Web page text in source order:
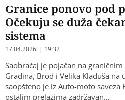
Granice ponovo pod
Očekuju se duža
sistema
17.04.2026. | 19:32
Saobraćaj je pojačan na
Gradina, Brod i Velika Kladuša na
saopšteno je iz Auto-moto saveza
ostalim prelazima zadržavan…